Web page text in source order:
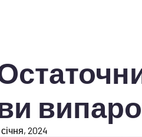
січня, 2024